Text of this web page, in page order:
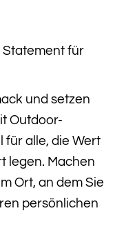
Statement für
und setzen
Outdoor-
für alle, die Wert
legen. Machen
Ort, an dem Sie
persönlichen